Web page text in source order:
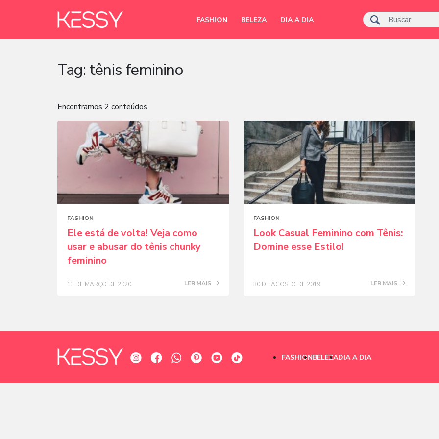
FASHION BELEZA DIA A DIA
Tag: tênis feminino
Encontramos 2 conteúdos
FASHION
Ele está de volta! Veja como
usar e abusar do tênis chunky
feminino
13 DE MARÇO DE 2020 LER MAIS
FASHION
Look Casual Feminino com Tênis:
Domine esse Estilo!
30 DE AGOSTO DE 2019 LER MAIS
FASHIONBELEZADIA A DIA